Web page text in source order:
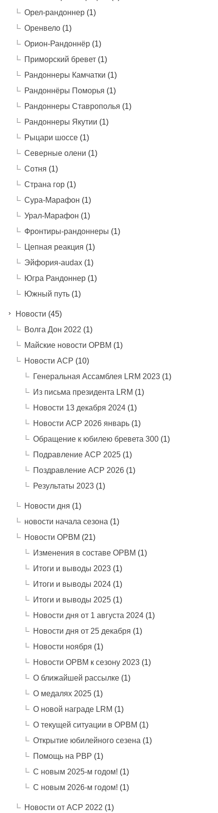
Орел-рандоннер(1)
Оренвело(1)
Орион-Рандоннёр(1)
Приморский бревет(1)
Рандоннеры Камчатки (1)
Рандоннёры Поморья (1)
Рандоннеры Ставрополья (1)
Рандоннеры Якутии (1)
Рыцари шоссе(1)
Северные олени (1)
Сотня (1)
Страна гор(1)
Сура-Марафон (1)
Урал-Марафон (1)
Фронтиры-рандоннеры (1)
Цепная реакция (1)
Эйфория-audax(1)
Югра Рандоннер(1)
Южный путь(1)
Новости (45)
Волга Дон 2022 (1)
Майские новости ОРВМ (1)
Новости АСР (10)
Генеральная Ассамблея LRM 2023(1)
Из письма президента LRM (1)
Новости 13 декабря 2024(1)
Новости АСР 2026 январь(1)
Обращение к юбилею бревета 300(1)
Подравление АСР 2025(1)
Поздравление АСР 2026(1)
Результаты 2023(1)
Новости дня (1)
новости начала сезона (1)
Новости ОРВМ (21)
Изменения в составе ОРВМ (1)
Итоги и выводы 2023(1)
Итоги и выводы 2024(1)
Итоги и выводы 2025(1)
Новости дня от 1 августа 2024(1)
Новости дня от 25 декабря (1)
Новости ноября (1)
Новости ОРВМ к сезону 2023(1)
О ближайшей рассылке(1)
О медалях 2025(1)
О новой награде LRM (1)
О текущей ситуации в ОРВМ (1)
Открытие юбилейного сезена (1)
Помощь на РВР (1)
С новым 2025-м годом! (1)
С новым 2026-м годом! (1)
Новости от АСР 2022 (1)